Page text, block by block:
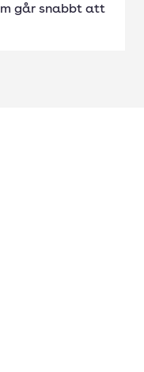
går snabbt att